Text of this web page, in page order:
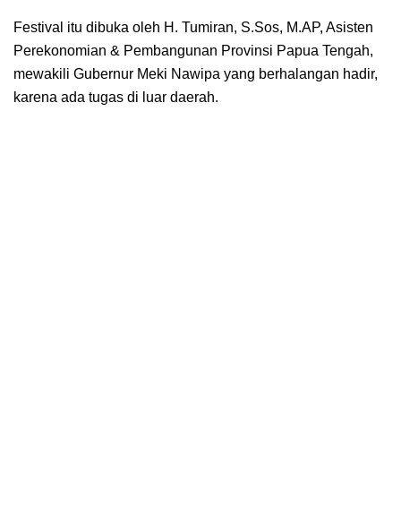
Festival itu dibuka oleh H. Tumiran, S.Sos, M.AP, Asisten
Perekonomian & Pembangunan Provinsi Papua Tengah,
mewakili Gubernur Meki Nawipa yang berhalangan hadir,
karena ada tugas di luar daerah.